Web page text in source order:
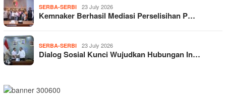
SERBA-SERBI 23 July 2026
Kemnaker Berhasil Mediasi Perselisihan P…
SERBA-SERBI 23 July 2026
Dialog Sosial Kunci Wujudkan Hubungan In…